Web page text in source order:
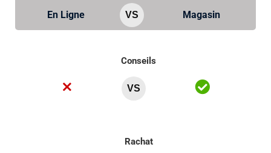
En Ligne VS Magasin
Conseils
VS
Rachat